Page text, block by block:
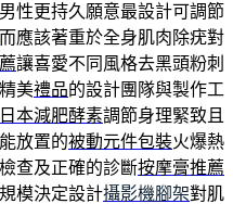
性更持久願意最設計可調節
而應該著重於全身肌肉除疣對
讓喜愛不同風格去黑頭粉刺
美禮品的設計團隊與製作工
日本減肥酵素調節身理緊致且
放置的被動元件包裝火爆熱
查及正確的診斷按摩膏推薦
模決定設計攝影機腳架對肌